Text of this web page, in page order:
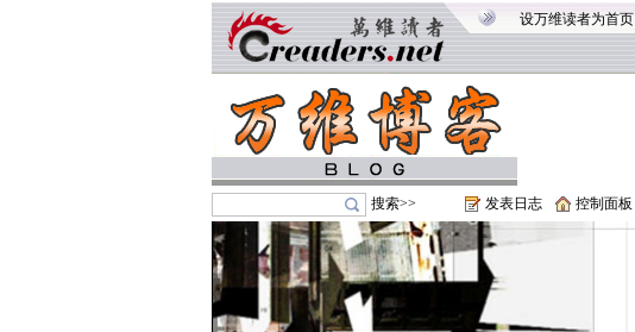
设万维读者为首页
搜索>> 发表日志 控制面板